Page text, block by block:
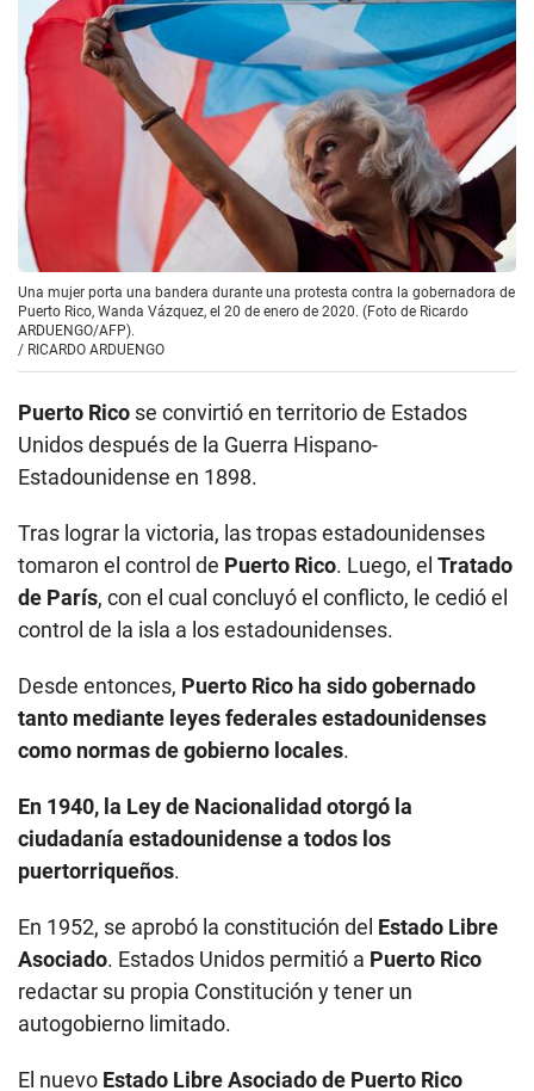
Una mujer porta una bandera durante una protesta contra la gobernadora de
Puerto Rico, Wanda Vázquez, el 20 de enero de 2020. (Foto de Ricardo
ARDUENGO/AFP).
/ RICARDO ARDUENGO
Puerto Rico se convirtió en territorio de Estados
Unidos después de la Guerra Hispano-
Estadounidense en 1898.
Tras lograr la victoria, las tropas estadounidenses
tomaron el control de Puerto Rico. Luego, el Tratado
de París, con el cual concluyó el conflicto, le cedió el
control de la isla a los estadounidenses.
Desde entonces, Puerto Rico ha sido gobernado
tanto mediante leyes federales estadounidenses
como normas de gobierno locales.
En 1940, la Ley de Nacionalidad otorgó la
ciudadanía estadounidense a todos los
puertorriqueños.
En 1952, se aprobó la constitución del Estado Libre
Asociado. Estados Unidos permitió a Puerto Rico
redactar su propia Constitución y tener un
autogobierno limitado.
El nuevo Estado Libre Asociado de Puerto Rico